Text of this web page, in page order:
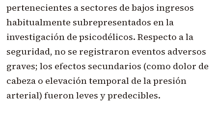
pertenecientes a sectores de bajos ingresos
habitualmente subrepresentados en la
investigación de psicodélicos. Respecto a la
seguridad, no se registraron eventos adversos
graves; los efectos secundarios (como dolor de
cabeza o elevación temporal de la presión
arterial) fueron leves y predecibles.